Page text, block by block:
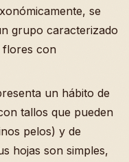
se
grupo caracterizado
flores con
un hábito de
tallos que pueden
pelos) y de
hojas son simples,